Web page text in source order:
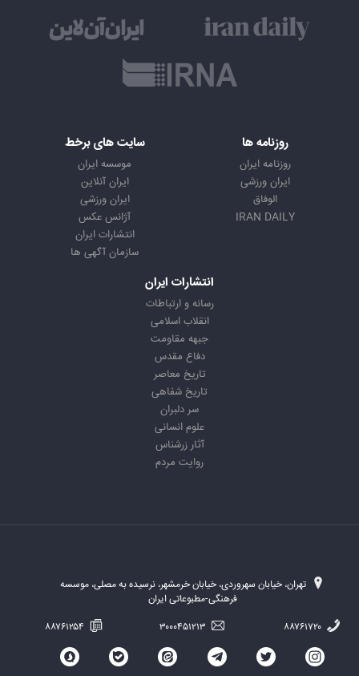
روزنامه ها
روزنامه ایران
ایران ورزشی
الوفاق
IRAN DAILY
سایت های برخط
موسسه ایران
ایران آنلاین
ایران ورزشی
آژانس عکس
انتشارات ایران
سازمان آگهی ها
انتشارات ایران
رسانه و ارتباطات
انقلاب اسلامی
جبهه مقاومت
دفاع مقدس
تاریخ معاصر
تاریخ شفاهی
سر دلبران
علوم انسانی
آثار زرشناس
روایت مردم
تهران، خیابان سهروردی، خیابان خرمشهر، نرسیده به مصلی، موسسه
فرهنگی-مطبوعاتی ایران